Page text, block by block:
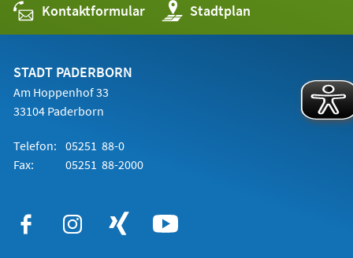
Kontaktformular Stadtplan
(Öffnet
in
einem
STADT PADERBORN
Am Hoppenhof 33
33104 Paderborn
Telefon: 05251 88-0
Fax:
05251 88-2000